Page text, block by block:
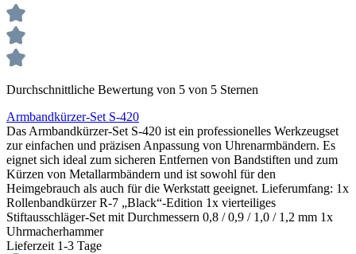
Durchschnittliche Bewertung von 5 von 5 Sternen
Armbandkürzer-Set S-420
Das Armbandkürzer-Set S-420 ist ein professionelles Werkzeugset
zur einfachen und präzisen Anpassung von Uhrenarmbändern. Es
eignet sich ideal zum sicheren Entfernen von Bandstiften und zum
Kürzen von Metallarmbändern und ist sowohl für den
Heimgebrauch als auch für die Werkstatt geeignet. Lieferumfang: 1x
Rollenbandkürzer R-7 „Black“-Edition 1x vierteiliges
Stiftausschläger-Set mit Durchmessern 0,8 / 0,9 / 1,0 / 1,2 mm 1x
Uhrmacherhammer
Lieferzeit 1-3 Tage